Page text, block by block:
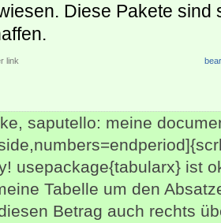
Diese Pakete sind
link
saputello: meine
usepackage{tabularx} ist
Tabelle um den
Betrag auch rechts